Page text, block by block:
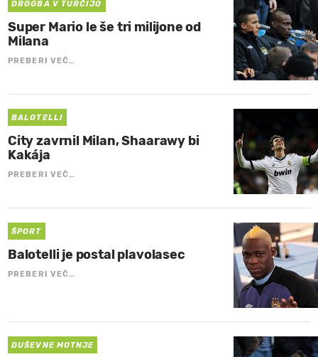
DROGBA V TURČIJO
Super Mario le še tri milijone od
Milana
PREBERI VEČ…
BALOTELLI
City zavrnil Milan, Shaarawy bi
Kakája
PREBERI VEČ…
ŠPORT
Balotelli je postal plavolasec
PREBERI VEČ…
DUŠEVNE MOTNJE